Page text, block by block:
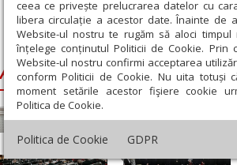
ceea ce privește prelucrarea datelor cu
libera circulație a acestor date. Înainte de
Website-ul nostru te rugăm să aloci
înțelege conținutul Politicii de Cookie. Prin
Website-ul nostru confirmi acceptarea
conform Politicii de Cookie. Nu uita totuși
moment setările acestor fişiere cookie
Politica de Cookie.
Politica de Cookie GDPR
Ziarul Lumina › Andrei, Mitropolitul Clujului
Andrei, Mitropolitul
Știri Știri